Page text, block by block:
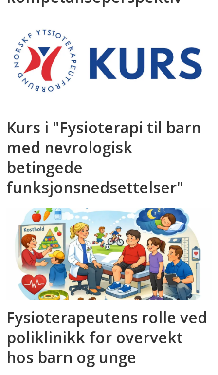
Kurs i "Fysioterapi til barn
med nevrologisk
betingede
funksjonsnedsettelser"
Fysioterapeutens rolle ved
poliklinikk for overvekt
hos barn og unge